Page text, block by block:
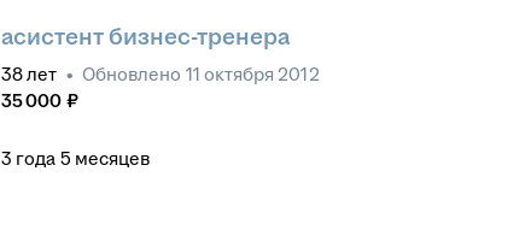
асистент бизнес-тренера
38лет • Обновлено 11 октября 2012
35 000 ₽
3 года 5 месяцев